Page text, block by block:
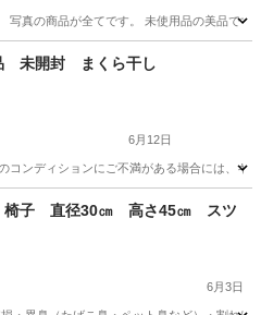
写真の商品が全てです。 未使用品の美品で
の他
未開封 まくら干し
6月12日
コンディションにご不満がある場合には、
洗濯用品 商品
椅子 直径30㎝ 高さ45㎝ スツ
6月3日